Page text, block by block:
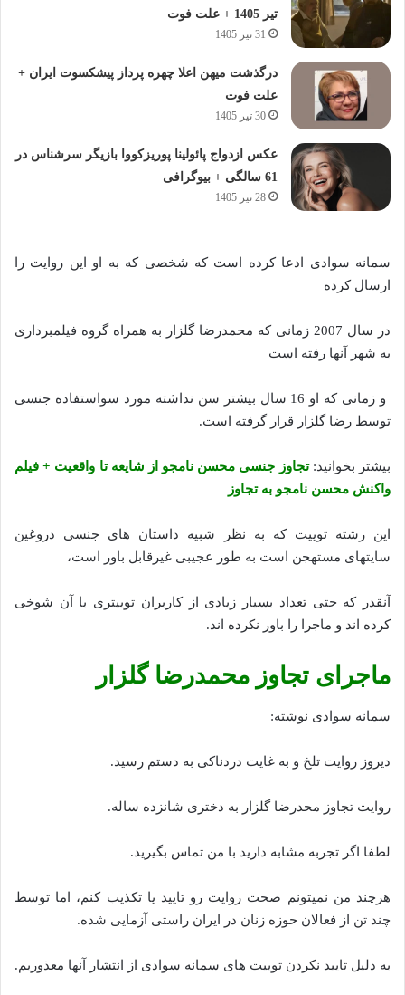
تیر 1405 + علت فوت
31 تیر 1405
درگذشت میهن اعلا چهره پرداز پیشکسوت ایران +
علت فوت
30 تیر 1405
عکس ازدواج پائولینا پوریزکووا بازیگر سرشناس در
61 سالگی + بیوگرافی
28 تیر 1405
سمانه سوادی ادعا کرده است که شخصی که به او این روایت را
ارسال کرده
در سال 2007 زمانی که محمدرضا گلزار به همراه گروه فیلمبرداری
به شهر آنها رفته است
و زمانی که او 16 سال بیشتر سن نداشته مورد سواستفاده جنسی
توسط رضا گلزار قرار گرفته است.
بیشتر بخوانید:تجاوز جنسی محسن نامجو از شایعه تا واقعیت + فیلم
واکنش محسن نامجو به تجاوز
این رشته توییت که به نظر شبیه داستان های جنسی دروغین
سایتهای مستهجن است به طور عجیبی غیرقابل باور است،
آنقدر که حتی تعداد بسیار زیادی از کاربران توییتری با آن شوخی
کرده اند و ماجرا را باور نکرده اند.
ماجرای تجاوز محمدرضا گلزار
سمانه سوادی نوشته:
دیروز روایت تلخ و به غایت دردناکی به دستم رسید.
روایت تجاوز محدرضا گلزار به دختری شانزده ساله.
لطفا اگر تجربه مشابه دارید با من تماس بگیرید.
هرچند من نمیتونم صحت روایت رو تایید یا تکذیب کنم، اما توسط
چند تن از فعالان حوزه زنان در ایران راستی ‌آزمایی شده.
به دلیل تایید نکردن توییت های سمانه سوادی از انتشار آنها معذوریم.